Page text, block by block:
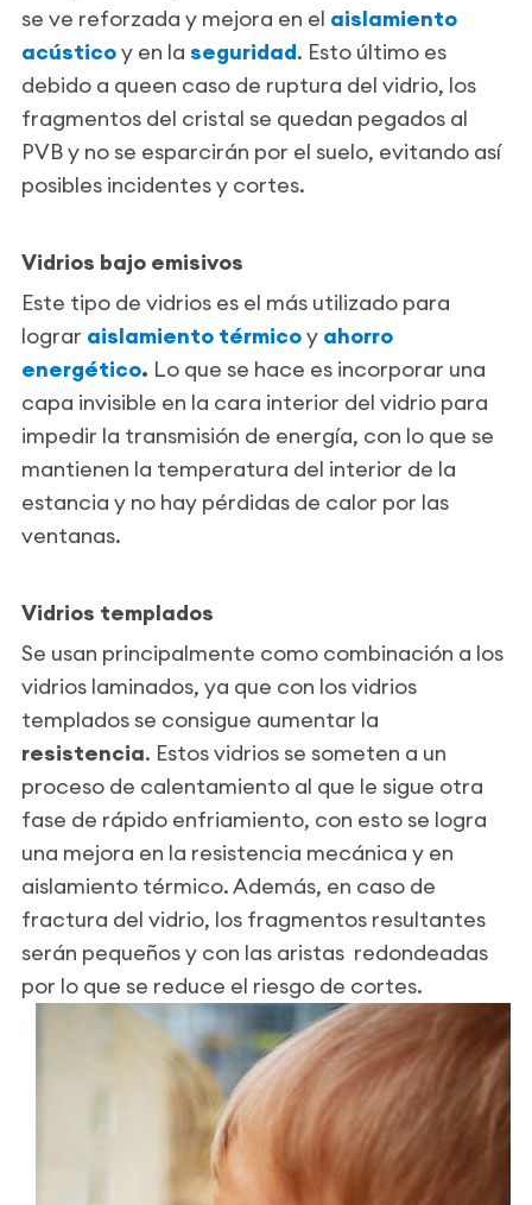
se ve reforzada y mejora en el aislamiento
acústicoy en la seguridad. Esto último es
debido a queen caso de ruptura del vidrio, los
fragmentos del cristal se quedan pegados al
PVB y no se esparcirán por el suelo, evitando así
posibles incidentes y cortes.
Vidrios bajo emisivos
Este tipo de vidrios es el más utilizado para
lograr aislamiento térmicoy ahorro
energético. Lo que se hace es incorporar una
capa invisible en la cara interior del vidrio para
impedir la transmisión de energía, con lo que se
mantienen la temperatura del interior de la
estancia y no hay pérdidas de calor por las
ventanas.
Vidrios templados
Se usan principalmente como combinación a los
vidrios laminados, ya que con los vidrios
templados se consigue aumentar la
resistencia. Estos vidrios se someten a un
proceso de calentamiento al que le sigue otra
fase de rápido enfriamiento, con esto se logra
una mejora en la resistencia mecánica y en
aislamiento térmico. Además, en caso de
fractura del vidrio, los fragmentos resultantes
serán pequeños y con las aristas redondeadas
por lo que se reduce el riesgo de cortes.